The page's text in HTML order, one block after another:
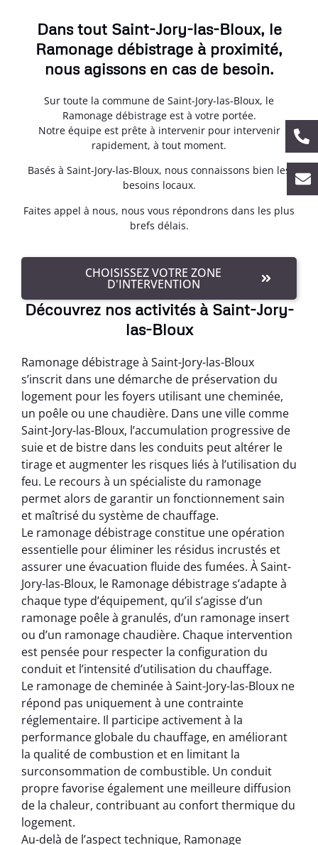
Dans tout Saint-Jory-las-Bloux, le
Ramonage débistrage à proximité,
nous agissons en cas de besoin.
Sur toute la commune de Saint-Jory-las-Bloux, le
Ramonage débistrage est à votre portée.
Notre équipe est prête à intervenir pour intervenir
rapidement, à tout moment.
Basés à Saint-Jory-las-Bloux, nous connaissons bien les
besoins locaux.
Faites appel à nous, nous vous répondrons dans les plus
brefs délais.
CHOISISSEZ VOTRE ZONE
D'INTERVENTION
Découvrez nos activités à Saint-Jory-
las-Bloux
Ramonage débistrage à Saint-Jory-las-Bloux
s’inscrit dans une démarche de préservation du
logement pour les foyers utilisant une cheminée,
un poêle ou une chaudière. Dans une ville comme
Saint-Jory-las-Bloux, l’accumulation progressive de
suie et de bistre dans les conduits peut altérer le
tirage et augmenter les risques liés à l’utilisation du
feu. Le recours à un spécialiste du ramonage
permet alors de garantir un fonctionnement sain
et maîtrisé du système de chauffage.
Le ramonage débistrage constitue une opération
essentielle pour éliminer les résidus incrustés et
assurer une évacuation fluide des fumées. À Saint-
Jory-las-Bloux, le Ramonage débistrage s’adapte à
chaque type d’équipement, qu’il s’agisse d’un
ramonage poêle à granulés, d’un ramonage insert
ou d’un ramonage chaudière. Chaque intervention
est pensée pour respecter la configuration du
conduit et l’intensité d’utilisation du chauffage.
Le ramonage de cheminée à Saint-Jory-las-Bloux ne
répond pas uniquement à une contrainte
réglementaire. Il participe activement à la
performance globale du chauffage, en améliorant
la qualité de combustion et en limitant la
surconsommation de combustible. Un conduit
propre favorise également une meilleure diffusion
de la chaleur, contribuant au confort thermique du
logement.
Au-delà de l’aspect technique, Ramonage